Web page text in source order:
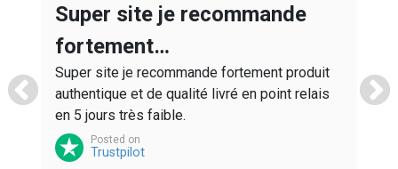
Super site je recommande
fortement…
Super site je recommande fortement produit
authentique et de qualité livré en point relais
en 5 jours très faible.
Posted on
Trustpilot